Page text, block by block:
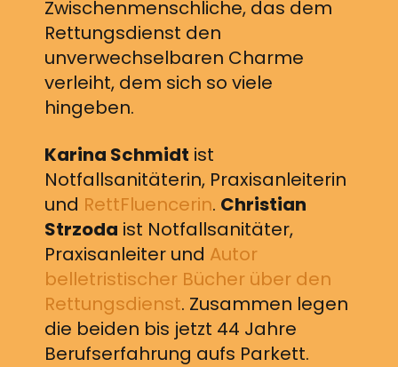
Zwischenmenschliche, das dem
Rettungsdienst den
unverwechselbaren Charme
verleiht, dem sich so viele
hingeben.
Karina Schmidt ist
Notfallsanitäterin, Praxisanleiterin
und RettFluencerin. Christian
Strzoda ist Notfallsanitäter,
Praxisanleiter und Autor
belletristischer Bücher über den
Rettungsdienst. Zusammen legen
die beiden bis jetzt 44 Jahre
Berufserfahrung aufs Parkett.